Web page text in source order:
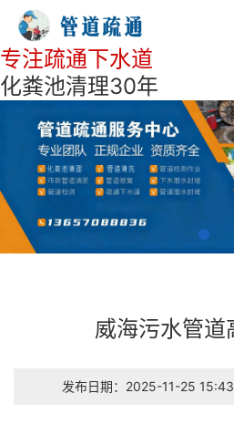
专注疏通下水道
化粪池清理30年
威海污水管道
发布日期：2025-11-25